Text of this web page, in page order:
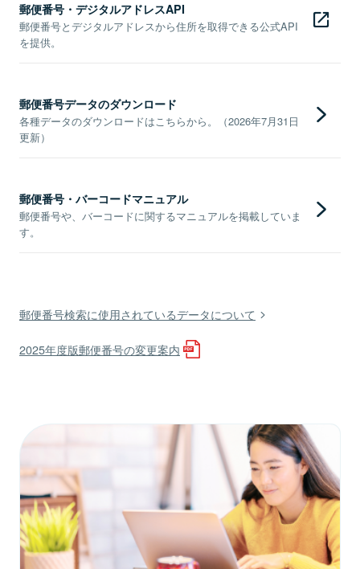
郵便番号・デジタルアドレスAPI
郵便番号とデジタルアドレスから住所を取得できる公式API
を提供。
郵便番号データのダウンロード
各種データのダウンロードはこちらから。（2026年7月31日
更新）
郵便番号・バーコードマニュアル
郵便番号や、バーコードに関するマニュアルを掲載していま
す。
郵便番号検索に使用されているデータについて
2025年度版郵便番号の変更案内